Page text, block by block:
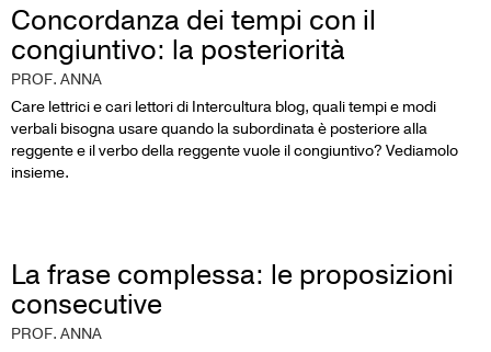
Concordanza dei tempi con il
congiuntivo: la posteriorità
PROF. ANNA
Care lettrici e cari lettori di Intercultura blog, quali tempi e modi
verbali bisogna usare quando la subordinata è posteriore alla
reggente e il verbo della reggente vuole il congiuntivo? Vediamolo
insieme.
La frase complessa: le proposizioni
consecutive
PROF. ANNA